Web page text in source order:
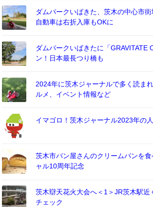
ダムパークいばきた、茨木の中心市街
自動車は右折入庫もOKに
ダムパークいばきたに「GRAVITATE
ン！日本最長つり橋も
2024年に茨木ジャーナルで多く読ま
ルメ、イベント情報など
イマゴロ！茨木ジャーナル2023年の
茨木市パン屋さんのクリームパンを
ャル10周年記念
茨木辯天花火大会へ＜1＞JR茨木駅近
チェック